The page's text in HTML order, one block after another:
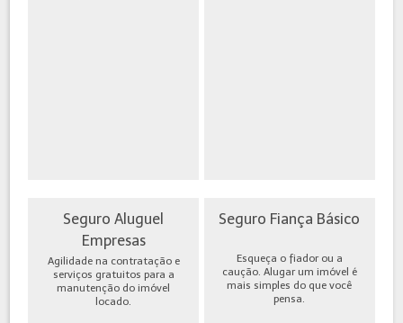
Seguro Aluguel
Empresas
Agilidade na contratação e
serviços gratuitos para a
manutenção do imóvel
locado.
Seguro Fiança Básico
Esqueça o fiador ou a
caução. Alugar um imóvel é
mais simples do que você
pensa.